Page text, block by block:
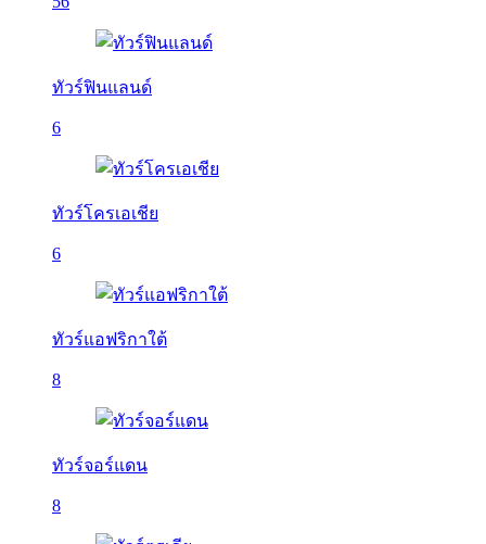
ทัวร์ฟินแลนด์
6
ทัวร์โครเอเชีย
6
ทัวร์แอฟริกาใต้
8
ทัวร์จอร์แดน
8